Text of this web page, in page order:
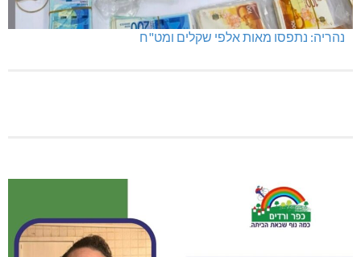
נהריה: נתפסו מאות אלפי שקלים ומט"ח